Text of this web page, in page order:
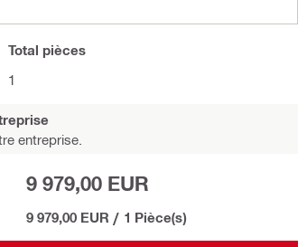
Total pièces
1
entreprise.
9 979,00 EUR
9 979,00 EUR / 1 Pièce(s)